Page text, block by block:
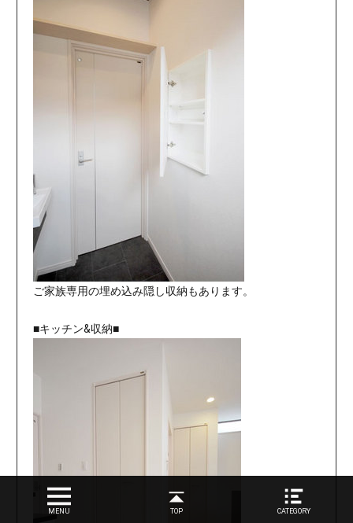
ご家族専用の埋め込み隠し収納もあります。
■キッチン&収納■
MENU TOP CATEGORY